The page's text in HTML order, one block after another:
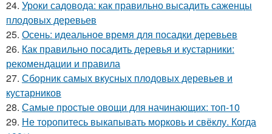
24. Уроки садовода: как правильно высадить саженцы
плодовых деревьев
25. Осень: идеальное время для посадки деревьев
26. Как правильно посадить деревья и кустарники:
рекомендации и правила
27. Сборник самых вкусных плодовых деревьев и
кустарников
28. Самые простые овощи для начинающих: топ-10
29. Не торопитесь выкапывать морковь и свёклу. Когда